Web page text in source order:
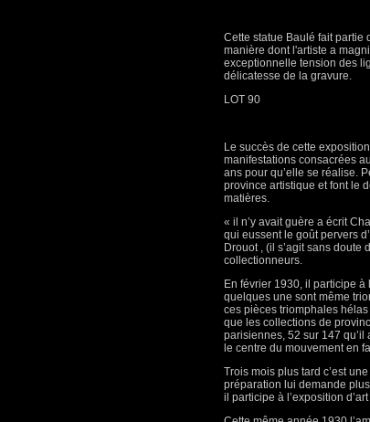
Cette statue Baulé fait partie
manière dont l'artiste a
exceptionnelle tension des
délicatesse de la gravure.
LOT 90
Le succès de cette
manifestations consacrées
ans pour qu’elle se réalise.
province artistique et font le
matières.
« il n’y avait guère a écrit
qui eussent le goût pervers
Drouot , (il s’agit sans
collectionneurs.
En février 1930, il participe
quelques une sont même
ces pièces triomphales
que les collections de
parisiennes, 52 sur 147
le centre du mouvement en
Trois mois plus tard c’est
préparation lui demande
il participe à l’exposition